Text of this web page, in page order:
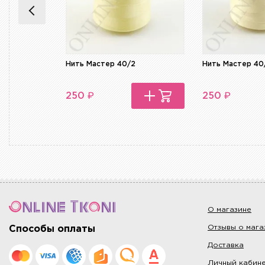
Нить Мастер 40/2
250 ₽
Нить Мастер
250 ₽
Способы оплаты
О магазине
Отзывы о
Доставка
Личный